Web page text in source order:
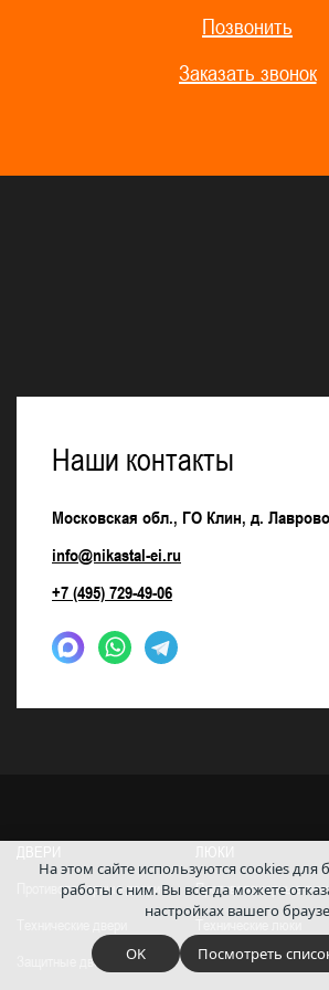
Позвонить
Заказать звонок
Наши контакты
Московская обл., ГО Клин, д.
info@nikastal-ei.ru
+7 (495) 729-49-06
ДВЕРИ
Противопожарные двери
Защитные двери
ЛЮКИ
Противопожарные
Технические люки
Ревизионные люки
На этом сайте используются cookies для
работы с ним. Вы всегда можете
настройках вашего
OK Посмотреть